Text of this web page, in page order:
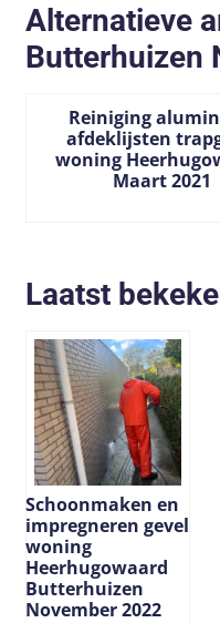
Alternatieve
Butterhuizen
Reiniging
afdeklijsten
woning
Maart 2021
Laatst
Schoonmaken en
impregneren gevel
woning
Heerhugowaard
Butterhuizen
November 2022